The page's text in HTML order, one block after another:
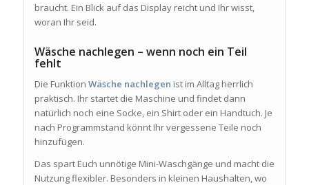
braucht. Ein Blick auf das Display reicht und Ihr wisst,
woran Ihr seid.
Wäsche nachlegen – wenn noch ein Teil
fehlt
Die Funktion Wäsche nachlegen ist im Alltag herrlich
praktisch. Ihr startet die Maschine und findet dann
natürlich noch eine Socke, ein Shirt oder ein Handtuch. Je
nach Programmstand könnt Ihr vergessene Teile noch
hinzufügen.
Das spart Euch unnötige Mini-Waschgänge und macht die
Nutzung flexibler. Besonders in kleinen Haushalten, wo